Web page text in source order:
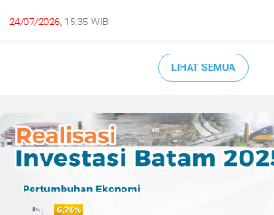
Siapkan Lulusan Siap Kerja
24/07/2026, 15:35 WIB
LIHAT SEMUA